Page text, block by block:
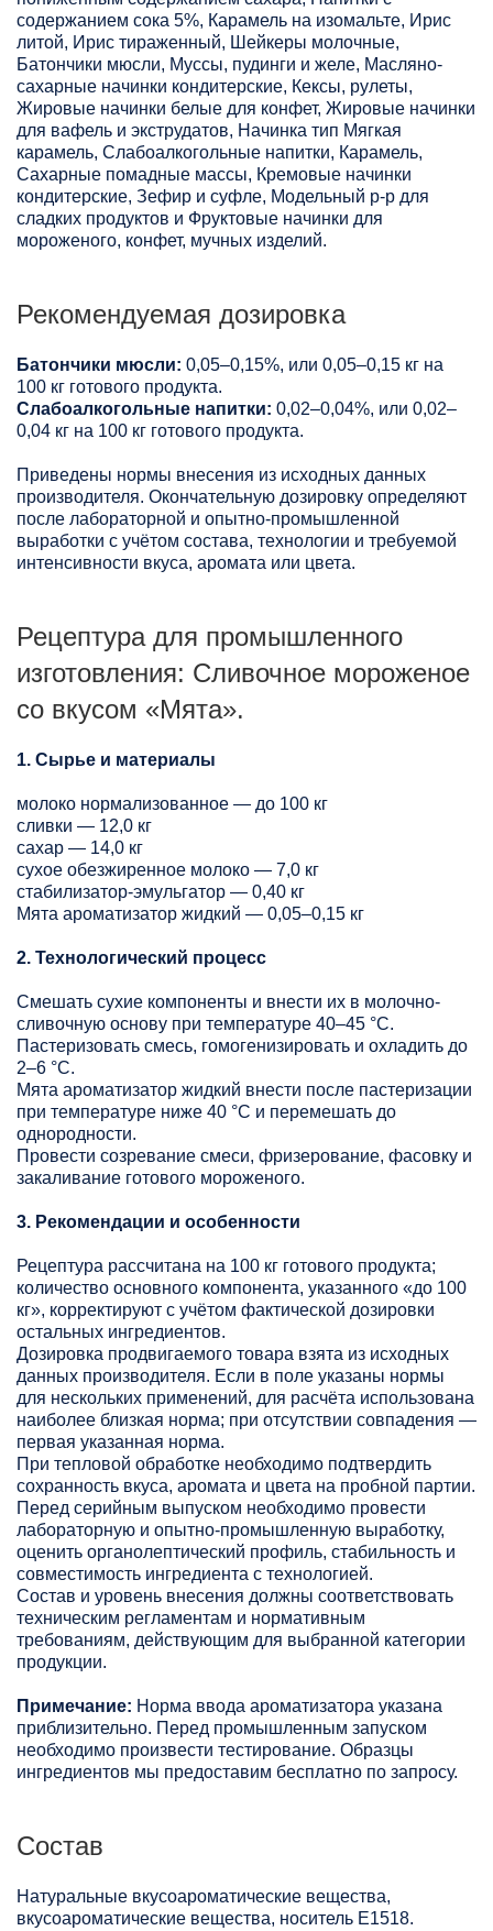
содержанием сока 5%, Карамель на изомальте, Ирис
литой, Ирис тираженный, Шейкеры молочные,
Батончики мюсли, Муссы, пудинги и желе, Масляно-
сахарные начинки кондитерские, Кексы, рулеты,
Жировые начинки белые для конфет, Жировые начинки
для вафель и экструдатов, Начинка тип Мягкая
карамель, Слабоалкогольные напитки, Карамель,
Сахарные помадные массы, Кремовые начинки
кондитерские, Зефир и суфле, Модельный р-р для
сладких продуктов и Фруктовые начинки для
мороженого, конфет, мучных изделий.
Рекомендуемая дозировка
Батончики мюсли: 0,05–0,15%, или 0,05–0,15 кг на
100 кг готового продукта.
Слабоалкогольные напитки: 0,02–0,04%, или 0,02–
0,04 кг на 100 кг готового продукта.
Приведены нормы внесения из исходных данных
производителя. Окончательную дозировку определяют
после лабораторной и опытно-промышленной
выработки с учётом состава, технологии и требуемой
интенсивности вкуса, аромата или цвета.
Рецептура для промышленного
изготовления: Сливочное мороженое
со вкусом «Мята».
1. Сырье и материалы
молоко нормализованное — до 100 кг
сливки — 12,0 кг
сахар — 14,0 кг
сухое обезжиренное молоко — 7,0 кг
стабилизатор-эмульгатор — 0,40 кг
Мята ароматизатор жидкий — 0,05–0,15 кг
2. Технологический процесс
Смешать сухие компоненты и внести их в молочно-
сливочную основу при температуре 40–45 °C.
Пастеризовать смесь, гомогенизировать и охладить до
2–6 °C.
Мята ароматизатор жидкий внести после пастеризации
при температуре ниже 40 °C и перемешать до
однородности.
Провести созревание смеси, фризерование, фасовку и
закаливание готового мороженого.
3. Рекомендации и особенности
Рецептура рассчитана на 100 кг готового продукта;
количество основного компонента, указанного «до 100
кг», корректируют с учётом фактической дозировки
остальных ингредиентов.
Дозировка продвигаемого товара взята из исходных
данных производителя. Если в поле указаны нормы
для нескольких применений, для расчёта использована
наиболее близкая норма; при отсутствии совпадения —
первая указанная норма.
При тепловой обработке необходимо подтвердить
сохранность вкуса, аромата и цвета на пробной партии.
Перед серийным выпуском необходимо провести
лабораторную и опытно-промышленную выработку,
оценить органолептический профиль, стабильность и
совместимость ингредиента с технологией.
Состав и уровень внесения должны соответствовать
техническим регламентам и нормативным
требованиям, действующим для выбранной категории
продукции.
Примечание: Норма ввода ароматизатора указана
приблизительно. Перед промышленным запуском
необходимо произвести тестирование. Образцы
ингредиентов мы предоставим бесплатно по запросу.
Состав
Натуральные вкусоароматические вещества,
вкусоароматические вещества, носитель Е1518.